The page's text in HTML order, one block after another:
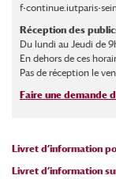
f-continue.iutparis-
Réception des
Du lundi au Jeudi de
En dehors de ces
Pas de réception le
Faire une demande
Livret d’information
Livret d’information